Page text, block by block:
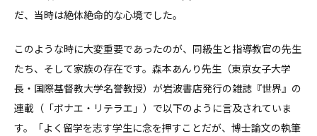
だ、当時は絶体絶命的な心境でした。
このような時に大変重要であったのが、同級生と指導教官の先生
たち、そして家族の存在です。森本あんり先生（東京女子大学
長・国際基督教大学名誉教授）が岩波書店発行の雑誌『世界』の
連載（「ボナエ・リテラエ」）で以下のように言及されていま
す。「よく留学を志す学生に念を押すことだが、博士論文の執筆